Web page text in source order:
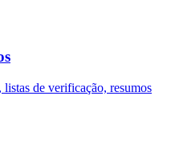
de verificação, resumos